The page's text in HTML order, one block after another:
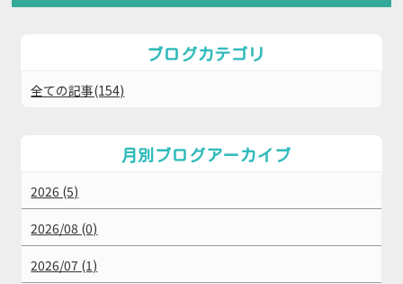
ブログカテゴリ
全ての記事(154)
月別ブログアーカイブ
2026 (5)
2026/08 (0)
2026/07 (1)